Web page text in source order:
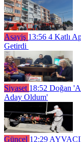
Asayiş 13:56 4 Katlı
Getirdi
Siyaset 18:52 Doğan
Aday Oldum'
Güncel 12:29